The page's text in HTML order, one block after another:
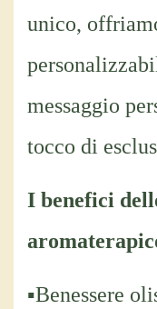
unico,
messaggio
tocco di
I benefici
▪Benessere